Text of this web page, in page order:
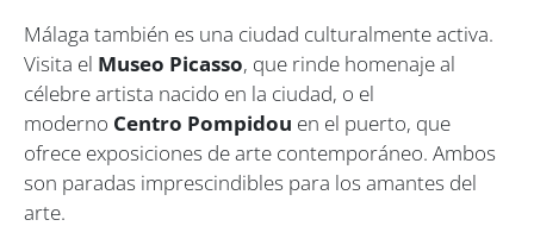
Málaga también es una ciudad culturalmente activa.
Visita el Museo Picasso, que rinde homenaje al
célebre artista nacido en la ciudad, o el
moderno Centro Pompidou en el puerto, que
ofrece exposiciones de arte contemporáneo. Ambos
son paradas imprescindibles para los amantes del
arte.